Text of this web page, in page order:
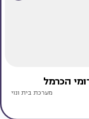
הכרמל
מערכת בית ונוי